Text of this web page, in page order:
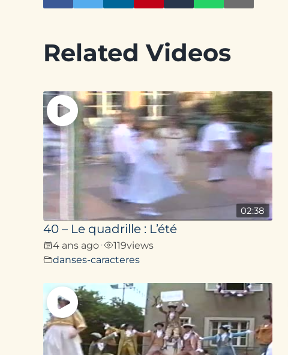
Related Videos
02:38
40 – Le quadrille : L’été
4 ans ago• 119views
danses-caracteres